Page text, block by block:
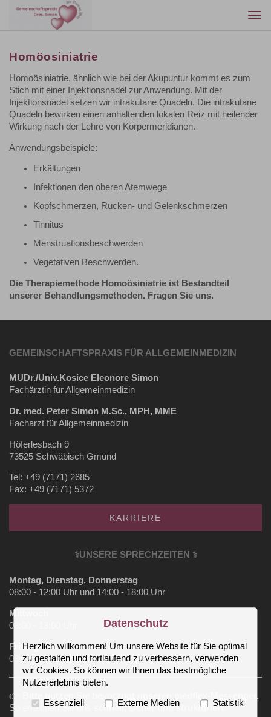
Homöosiniatrie
Homoösiniatrie, ähnlich wie bei der Akupuntur kommt es zum
Stich mit einer Injektionsnadel zur Anwendung. Mit der
Injektionsnadel setzen wir intrakutane Quadeln. Die intrakutane
Quadeln bewirken einen anhaltenden lokalen Reiz mit heilender
Wirkung nach der Lehre von Körpermeridianen.
Anwendungsbeispiele:
Erkältungen
Infektionen den oberen Atemwege
Kopfschmerzen, Rücken- und Gelenkschmerzen
Tinnitus
Menstruationsbeschwerden
Vegetativen Beschwerden.
Die Therapiemethode Homoösiniatrie ist Bestandteil
unserer Behandlungsmethoden. Fragen Sie uns.
GEMEINSCHAFTSPRAXIS FÜR ALLGEMEINMEDIZIN
MUDr./Univ.Kosice Eleonore Simon
Fachärztin für Allgemeinmedizin
Dr. med. Peter Simon M.Sc., MPH, MME
Facharzt für Allgemeinmedizin
Höferlesbach 9
73525 Schwäbisch Gmünd
Tel: +49 (7171) 2685
Fax: +49 (7171) 5372
KARRIERE
⚕️UNSERE SPRECHZEITEN ⚕️
Montag, Dienstag, Donnerstag
08:00 - 12:00 Uhr und 14:00 - 18:00 Uhr
Mittwoch
08:00 - 13:00 Uhr
Freitag
08:00 - 13:00 Uhr und 14:00 - 16:00 Uhr
👉
Bitte nutzen Sie bevorzugt unseren medflex‑Messenger.
So erreichen Sie uns
schnell, sicher und strukturiert.
Datenschutz
Herzlich willkommen! Um unsere Website für Sie optimal
zu gestalten und fortlaufend zu verbessern, verwenden
wir Cookies. So können wir Ihnen das bestmögliche
Nutzererlebnis bieten.
Essenziell Externe Medien Statistik